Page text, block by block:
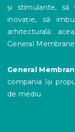
și stimulante, să
inovație, să
arhitecturală:
General Membrane!
General
compania își
de mediu.